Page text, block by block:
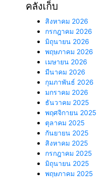
คลังเก็บ
สิงหาคม 2026
กรกฎาคม 2026
มิถุนายน 2026
พฤษภาคม 2026
เมษายน 2026
มีนาคม 2026
กุมภาพันธ์ 2026
มกราคม 2026
ธันวาคม 2025
พฤศจิกายน 2025
ตุลาคม 2025
กันยายน 2025
สิงหาคม 2025
กรกฎาคม 2025
มิถุนายน 2025
พฤษภาคม 2025